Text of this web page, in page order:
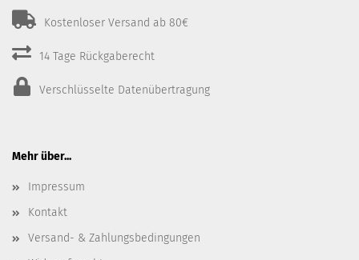
Kostenloser Versand ab 80€
14 Tage Rückgaberecht
Verschlüsselte Datenübertragung
Mehr über...
Impressum
Kontakt
Versand- & Zahlungsbedingungen